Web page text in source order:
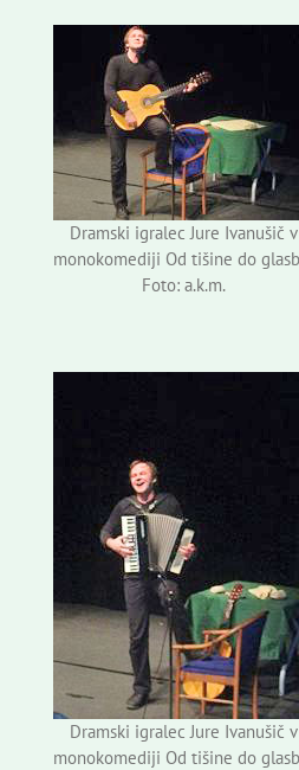
Dramski igralec Jure Ivanušič v
monokomediji Od tišine do
Foto: a.k.m.
Dramski igralec Jure Ivanušič v
monokomediji Od tišine do